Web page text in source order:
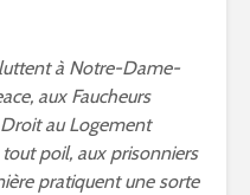
à Notre-Dame-
aux Faucheurs
au Logement
poil, aux prisonniers
pratiquent une sorte